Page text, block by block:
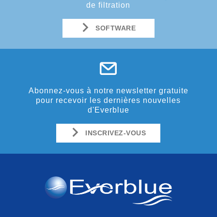
de filtration
SOFTWARE
Abonnez-vous à notre newsletter gratuite
pour recevoir les dernières nouvelles
d'Everblue
INSCRIVEZ-VOUS